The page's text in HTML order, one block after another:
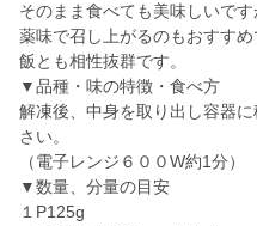
そのまま食べても美味しいで
薬味で召し上がるのもおすす
飯とも相性抜群です。
▼品種・味の特徴・食べ方
解凍後、中身を取り出し容器
さい。
（電子レンジ６００W約1分）
▼数量、分量の目安
１P125g